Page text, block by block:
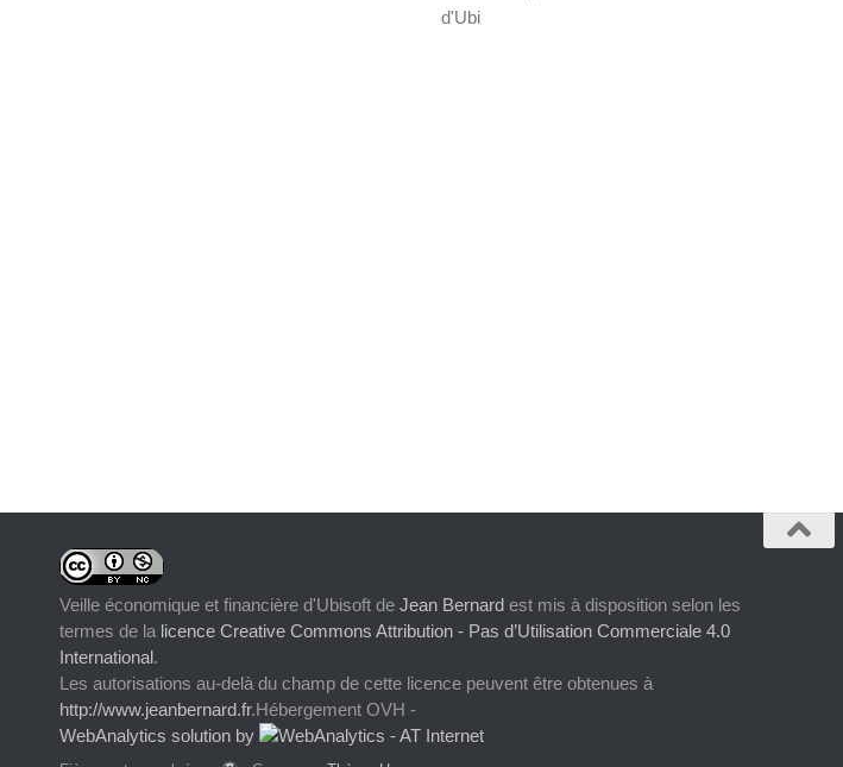
d'Ubi
Veille économique et financière d'Ubisoft de Jean Bernard est mis à disposition selon les
termes de la licence Creative Commons Attribution - Pas d’Utilisation Commerciale 4.0
International.
Les autorisations au-delà du champ de cette licence peuvent être obtenues à
http://www.jeanbernard.fr.Hébergement OVH -
WebAnalytics solution by